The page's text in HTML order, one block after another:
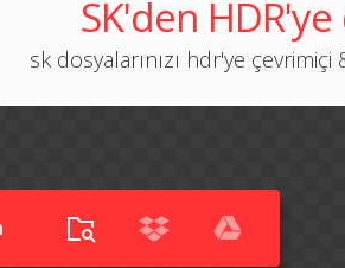
SK'den
sk dosyalarınızı hdr'ye